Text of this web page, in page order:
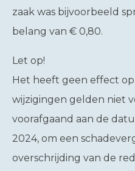
zaak was bijvoorbeeld
belang van € 0,80.
Let op!
Het heeft geen effect
wijzigingen gelden niet
voorafgaand aan de
2024, om een
overschrijding van de